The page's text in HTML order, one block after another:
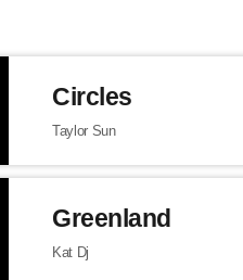
Circles
Taylor Sun
Greenland
Kat Dj